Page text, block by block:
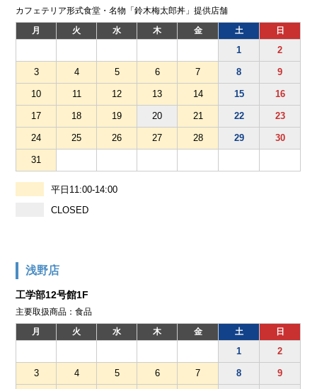
カフェテリア形式食堂・名物「鈴木梅太郎丼」提供店舗
月 火 水 木 金 土 日
1 2
3 4 5 6 7 8 9
10 11 12 13 14 15 16
17 18 19 20 21 22 23
24 25 26 27 28 29 30
31
平日11:00-14:00
CLOSED
浅野店
工学部12号館1F
主要取扱商品：食品
月 火 水 木 金 土 日
1 2
3 4 5 6 7 8 9